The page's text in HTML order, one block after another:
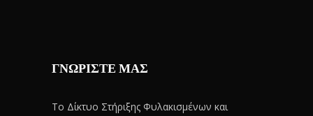
ΓΝΩΡΙΣΤΕ ΜΑΣ
Το Δίκτυο Στήριξης Φυλακισμένων και